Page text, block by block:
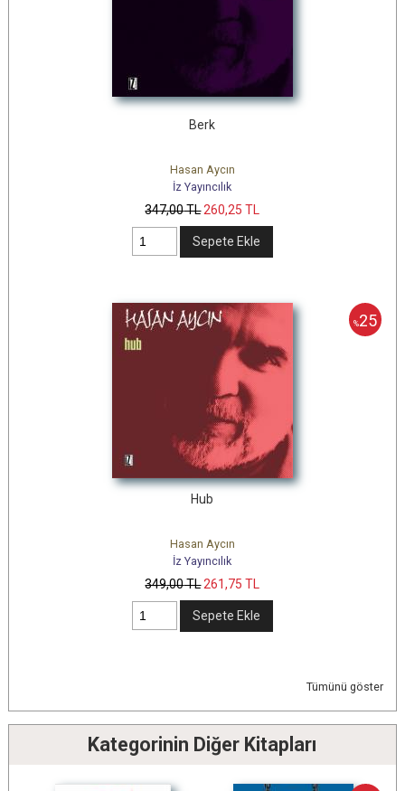
Berk
Hasan Aycın
İz Yayıncılık
347,00TL260,25 TL
Sepete Ekle
%25
Hub
Hasan Aycın
İz Yayıncılık
349,00TL261,75 TL
Sepete Ekle
Tümünü göster
Kategorinin Diğer Kitapları